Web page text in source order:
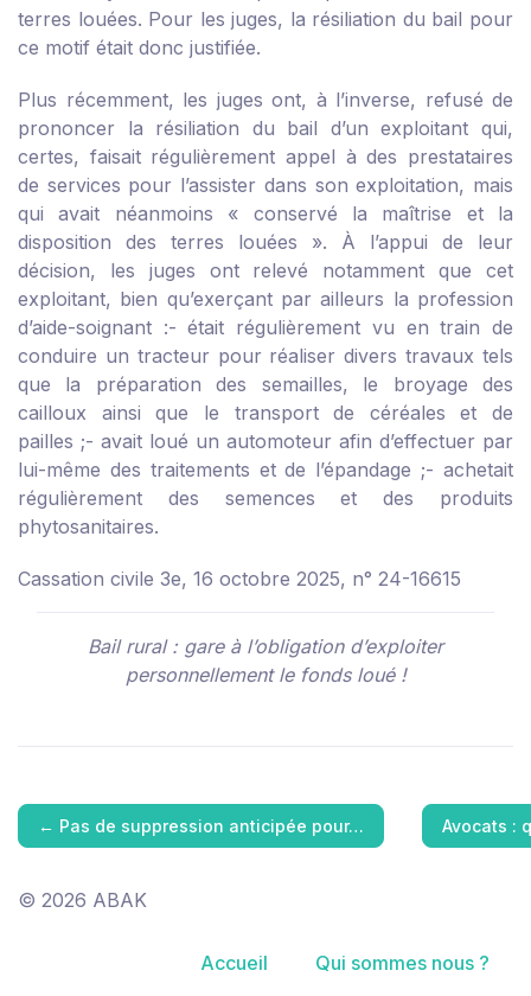
terres louées. Pour les juges, la résiliation du bail pour
ce motif était donc justifiée.
Plus récemment, les juges ont, à l’inverse, refusé de
prononcer la résiliation du bail d’un exploitant qui,
certes, faisait régulièrement appel à des prestataires
de services pour l’assister dans son exploitation, mais
qui avait néanmoins « conservé la maîtrise et la
disposition des terres louées ». À l’appui de leur
décision, les juges ont relevé notamment que cet
exploitant, bien qu’exerçant par ailleurs la profession
d’aide-soignant :- était régulièrement vu en train de
conduire un tracteur pour réaliser divers travaux tels
que la préparation des semailles, le broyage des
cailloux ainsi que le transport de céréales et de
pailles ;- avait loué un automoteur afin d’effectuer par
lui-même des traitements et de l’épandage ;- achetait
régulièrement des semences et des produits
phytosanitaires.
Cassation civile 3e, 16 octobre 2025, n° 24-16615
Bail rural : gare à l’obligation d’exploiter
personnellement le fonds loué !
← Pas de suppression anticipée pour… Avocats :
© 2026 ABAK
Accueil Qui sommes nous ?